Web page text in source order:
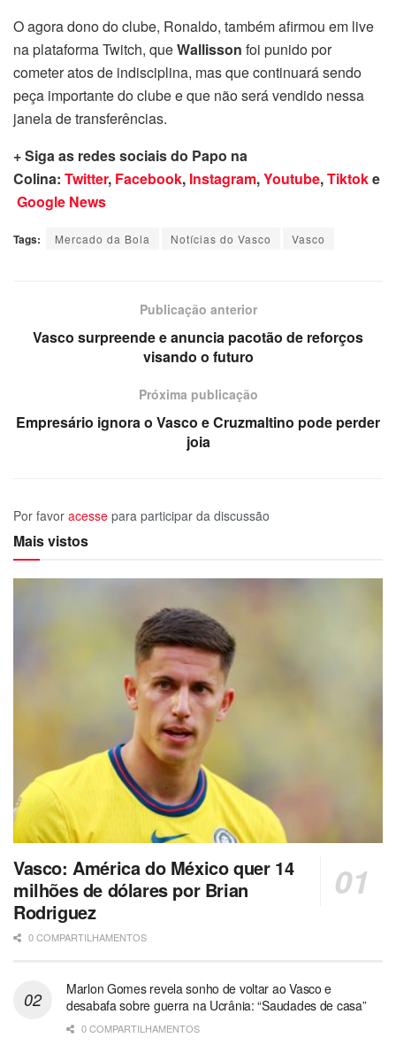
O agora dono do clube, Ronaldo, também afirmou em live
na plataforma Twitch, queWallisson foi punido por
cometer atos de indisciplina, mas que continuará sendo
peça importante do clube e que não será vendido nessa
janela de transferências.
+ Siga as redes sociais do Papo na
Colina: Twitter, Facebook, Instagram,Youtube,Tiktoke
Google News
Tags: Mercado da Bola Notícias do Vasco Vasco
Publicação anterior
Vasco surpreende e anuncia pacotão de reforços
visando o futuro
Próxima publicação
Empresário ignora o Vasco e Cruzmaltino pode perder
joia
Por favor acesse para participar da discussão
Mais vistos
Vasco: América do México quer 14
milhões de dólares por Brian
Rodriguez
0 COMPARTILHAMENTOS
Marlon Gomes revela sonho de voltar ao Vasco e
desabafa sobre guerra na Ucrânia: “Saudades de casa”
0 COMPARTILHAMENTOS